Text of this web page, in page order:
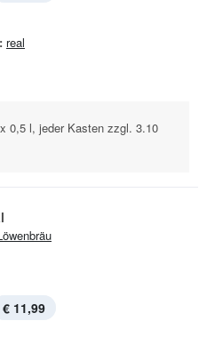
real
0,5 l, jeder Kasten zzgl. 3.10
€ 11,99